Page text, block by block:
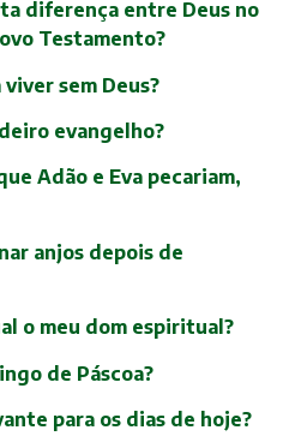
diferença entre Deus no
Testamento?
viver sem Deus?
evangelho?
Adão e Eva pecariam,
anjos depois de
o meu dom espiritual?
de Páscoa?
para os dias de hoje?